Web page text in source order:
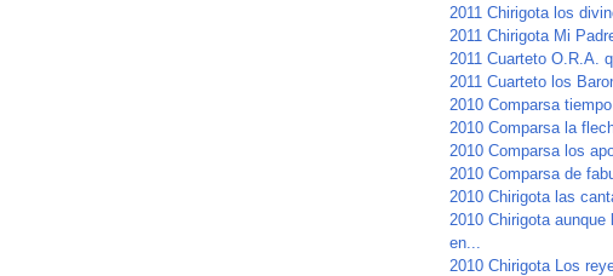
2011 Chirigota los
2011 Chirigota Mi
2011 Cuarteto O.R.A.
2011 Cuarteto los
2010 Comparsa
2010 Comparsa la
2010 Comparsa los
2010 Comparsa de
2010 Chirigota las
2010 Chirigota
en...
2010 Chirigota Los